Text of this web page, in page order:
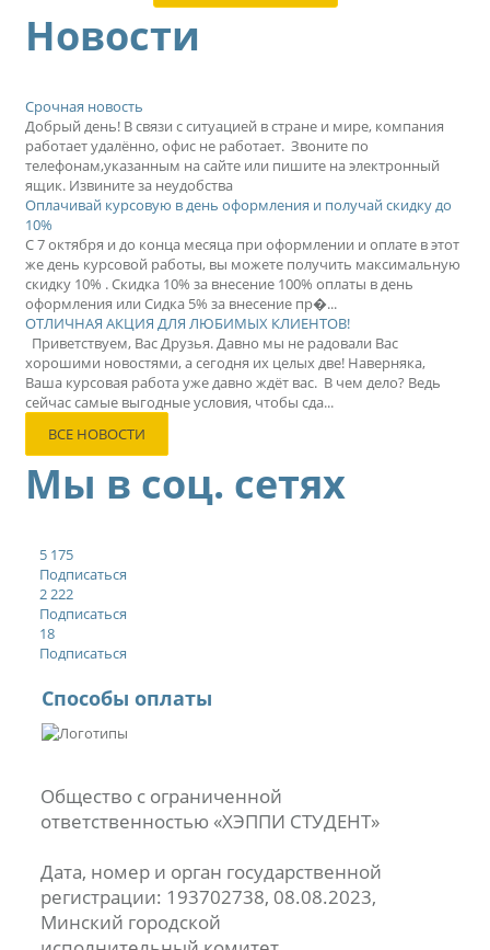
Новости
Срочная новость
Добрый день! В связи с ситуацией в стране и мире, компания
работает удалённо, офис не работает. Звоните по
телефонам,указанным на сайте или пишите на электронный
ящик. Извините за неудобства
Оплачивай курсовую в день оформления и получай скидку до
10%
С 7 октября и до конца месяца при оформлении и оплате в этот
же день курсовой работы, вы можете получить максимальную
скидку 10% . Скидка 10% за внесение 100% оплаты в день
оформления или Сидка 5% за внесение пр�...
ОТЛИЧНАЯ АКЦИЯ ДЛЯ ЛЮБИМЫХ КЛИЕНТОВ!
Приветствуем, Вас Друзья. Давно мы не радовали Вас
хорошими новостями, а сегодня их целых две! Наверняка,
Ваша курсовая работа уже давно ждёт вас. В чем дело? Ведь
сейчас самые выгодные условия, чтобы сда...
ВСЕ НОВОСТИ
Мы в соц. сетях
5 175
Подписаться
2 222
Подписаться
18
Подписаться
Способы оплаты
Общество с ограниченной
ответственностью «ХЭППИ СТУДЕНТ»
Дата, номер и орган государственной
регистрации: 193702738, 08.08.2023,
Минский городской